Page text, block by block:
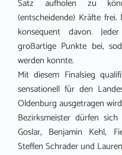
Satz aufholen zu
(entscheidende) Kräfte
konsequent davon.
großartige Punkte bei,
werden konnte.
Mit diesem Finalsieg
sensationell für den
Oldenburg ausgetragen
Bezirksmeister dürfen
Goslar, Benjamin Kehl,
Steffen Schrader und